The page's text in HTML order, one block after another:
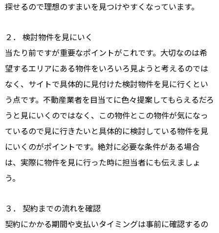
探せるので理想のすまいを見つけやすくなっています。
２． 検討物件を見にいく
当たり前ですが重要なポイントがこれです。大切なのは希
望するエリアにある物件をいろいろ見ようと考えるのでは
なく、サイトで具体的に見付けた検討物件を見に行くとい
う点です。不動産業者を目当てに色々提案してもらえるだろ
うと見にいくのではなく、この物件とこの物件が気になっ
ているので見に行きたいと具体的に検討している物件を見
にいくのがポイントです。絶対に必要な条件がある場合
は、実際に物件を見に行った時に担当者にも伝えましょ
う。
３． 契約までの流れを確認
契約にかかる期間や支払いタイミングは事前に確認するの